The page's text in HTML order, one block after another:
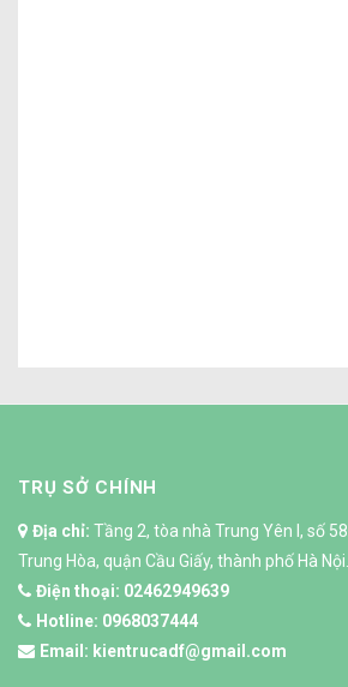
TRỤ SỞ CHÍNH
Địa chỉ: Tầng 2, tòa nhà Trung Yên I, số
Trung Hòa, quận Cầu Giấy, thành phố Hà Nội.
Điện thoại: 02462949639
Hotline: 0968037444
Email: kientrucadf@gmail.com